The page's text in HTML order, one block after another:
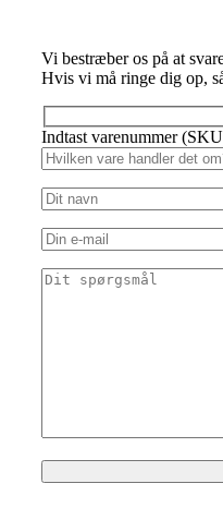
Vi bestræber os på at
Hvis vi må ringe dig op,
Indtast varenummer